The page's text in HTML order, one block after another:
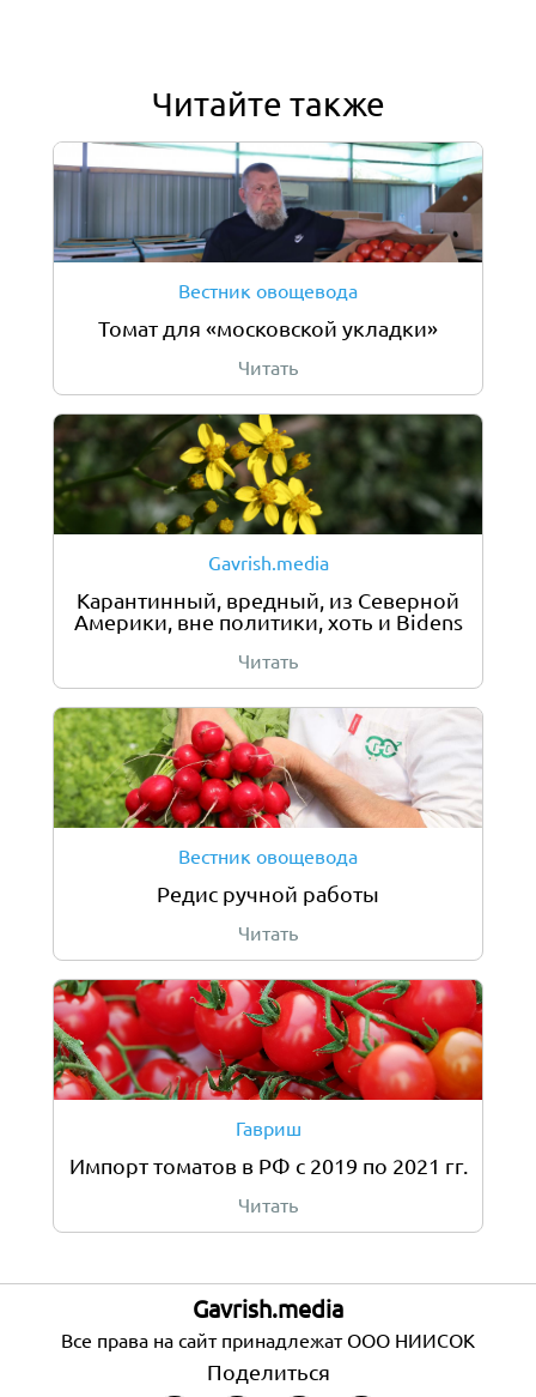
Читайте также
Вестник овощевода
Томат для «московской укладки»
Читать
Gavrish.media
Карантинный, вредный, из Северной
Америки, вне политики, хоть и Bidens
Читать
Вестник овощевода
Редис ручной работы
Читать
Гавриш
Импорт томатов в РФ с 2019 по 2021 гг.
Читать
Gavrish.media
Все права на сайт принадлежат ООО НИИСОК
Поделиться